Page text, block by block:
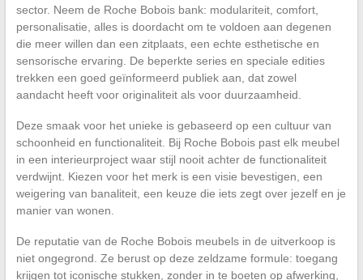
sector. Neem de Roche Bobois bank: modulariteit, comfort,
personalisatie, alles is doordacht om te voldoen aan degenen
die meer willen dan een zitplaats, een echte esthetische en
sensorische ervaring. De beperkte series en speciale edities
trekken een goed geïnformeerd publiek aan, dat zowel
aandacht heeft voor originaliteit als voor duurzaamheid.
Deze smaak voor het unieke is gebaseerd op een cultuur van
schoonheid en functionaliteit. Bij Roche Bobois past elk meubel
in een interieurproject waar stijl nooit achter de functionaliteit
verdwijnt. Kiezen voor het merk is een visie bevestigen, een
weigering van banaliteit, een keuze die iets zegt over jezelf en je
manier van wonen.
De reputatie van de Roche Bobois meubels in de uitverkoop is
niet ongegrond. Ze berust op deze zeldzame formule: toegang
krijgen tot iconische stukken, zonder in te boeten op afwerking,